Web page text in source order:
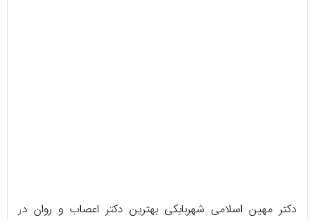
دکتر مهین اسلامی شهربابکی بهترین دکتر اعصاب و روان در